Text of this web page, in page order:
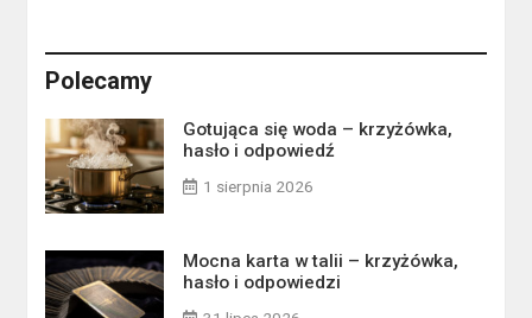
Polecamy
Gotująca się woda – krzyżówka,
hasło i odpowiedź
1 sierpnia 2026
Mocna karta w talii – krzyżówka,
hasło i odpowiedzi